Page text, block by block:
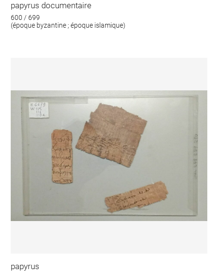
papyrus documentaire
600 / 699
(époque byzantine ; époque islamique)
papyrus